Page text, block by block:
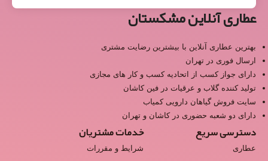
عطاری آنلاین مشکستان
بهترین عطاری آنلاین با بیشترین رضایت مشتری
ارسال فوری در تهران
دارای جواز کسب از اتحادیه کسب و کار های مجازی
تولید کننده گلاب و عرقیات در فین کاشان
سایت فروش گیاهان دارویی کمیاب
دارای دو شعبه حضوری در کاشان و تهران
دسترسی سریع
عطاری
خدمات مشتریان
شرایط و مقررات